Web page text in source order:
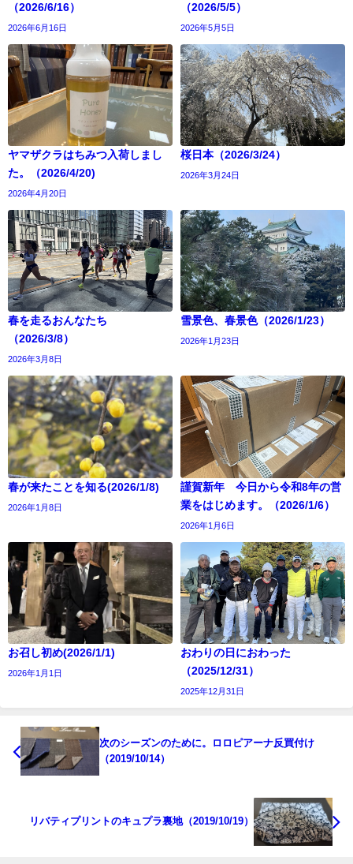
（2026/6/16）
2026年6月16日
（2026/5/5）
2026年5月5日
ヤマザクラはちみつ入荷しまし
た。（2026/4/20)
2026年4月20日
桜日本（2026/3/24）
2026年3月24日
春を走るおんなたち
（2026/3/8）
2026年3月8日
雪景色、春景色（2026/1/23）
2026年1月23日
春が来たことを知る(2026/1/8)
2026年1月8日
謹賀新年 今日から令和8年の営
業をはじめます。（2026/1/6）
2026年1月6日
お召し初め(2026/1/1)
2026年1月1日
おわりの日におわった
（2025/12/31）
2025年12月31日
次のシーズンのために。ロロピアーナ反買付け
（2019/10/14）
リバティプリントのキュプラ裏地（2019/10/19）